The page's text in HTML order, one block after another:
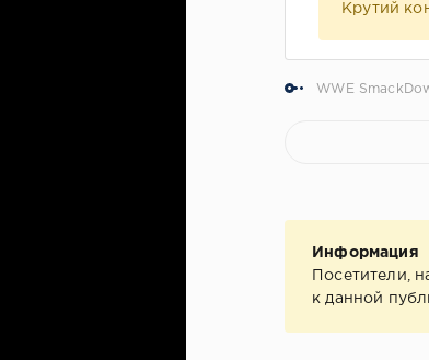
Крутий
WWE
Информация
Посетители,
к данной